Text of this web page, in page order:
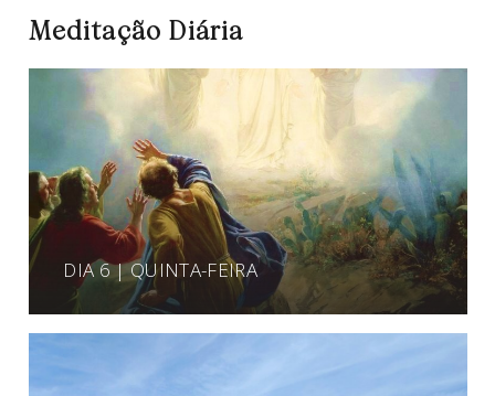
Meditação Diária
DIA 6 | QUINTA-FEIRA